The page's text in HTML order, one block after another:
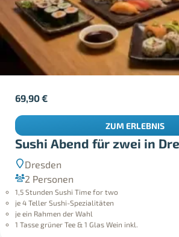
Sushi Abend für zwei in
Dresden
2 Personen
1,5 Stunden Sushi Time for two
je 4 Teller Sushi-Spezialitäten
je ein Rahmen der Wahl
1 Tasse grüner Tee & 1 Glas Wein inkl.
69,90€
ZUM ERLEBNIS